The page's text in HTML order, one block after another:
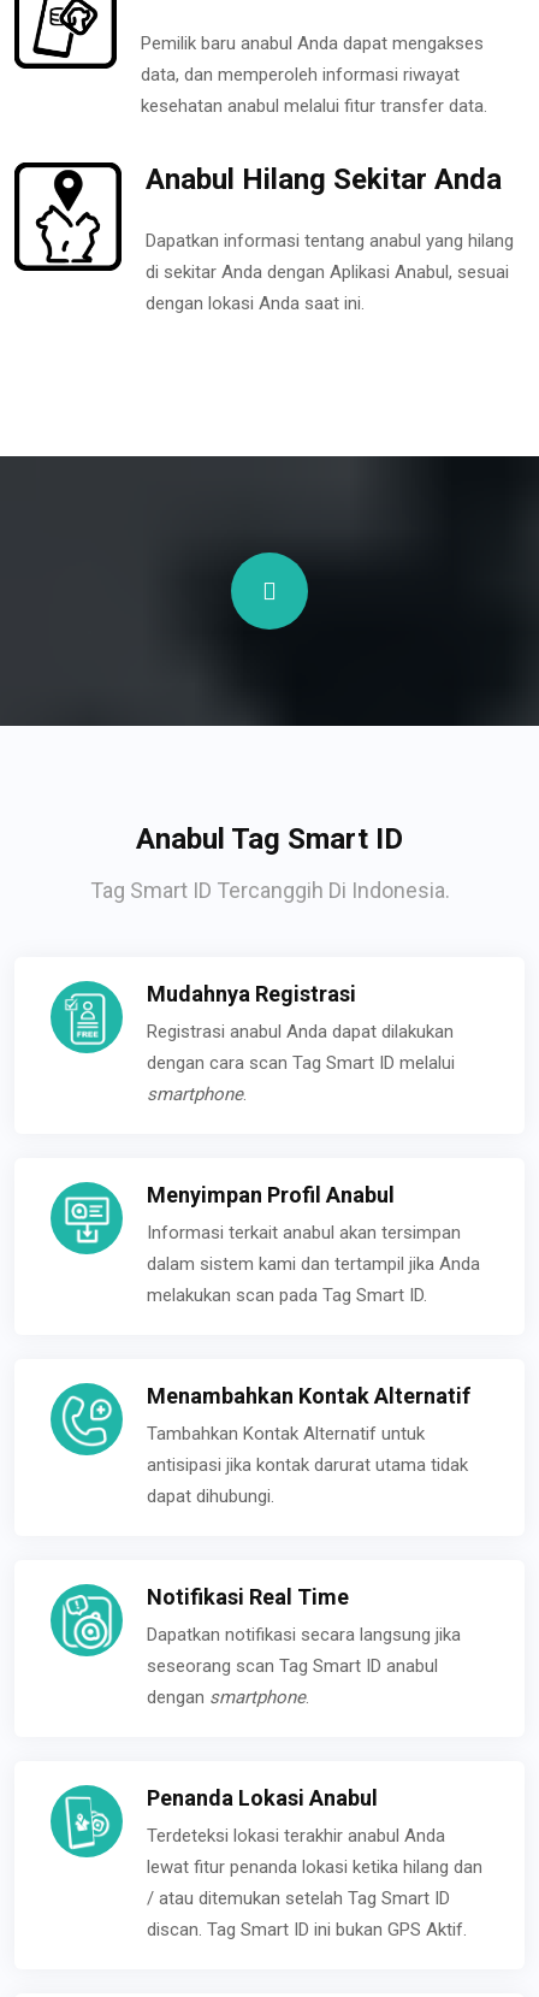
Pemilik baru anabul Anda dapat mengakses
data, dan memperoleh informasi riwayat
kesehatan anabul melalui fitur transfer data.
Anabul Hilang Sekitar Anda
Dapatkan informasi tentang anabul yang hilang
di sekitar Anda dengan Aplikasi Anabul, sesuai
dengan lokasi Anda saat ini.
Anabul Tag Smart ID
Tag Smart ID Tercanggih Di Indonesia.
Mudahnya Registrasi
Registrasi anabul Anda dapat dilakukan
dengan cara scan Tag Smart ID melalui
smartphone.
Menyimpan Profil Anabul
Informasi terkait anabul akan tersimpan
dalam sistem kami dan tertampil jika Anda
melakukan scan pada Tag Smart ID.
Menambahkan Kontak Alternatif
Tambahkan Kontak Alternatif untuk
antisipasi jika kontak darurat utama tidak
dapat dihubungi.
Notifikasi Real Time
Dapatkan notifikasi secara langsung jika
seseorang scan Tag Smart ID anabul
dengan smartphone.
Penanda Lokasi Anabul
Terdeteksi lokasi terakhir anabul Anda
lewat fitur penanda lokasi ketika hilang dan
/ atau ditemukan setelah Tag Smart ID
discan. Tag Smart ID ini bukan GPS Aktif.